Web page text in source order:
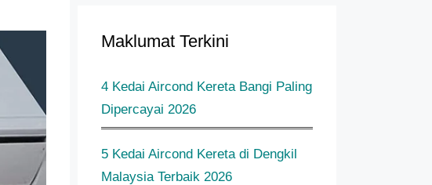
Maklumat Terkini
4 Kedai Aircond Kereta Bangi Paling
Dipercayai 2026
5 Kedai Aircond Kereta di Dengkil
Malaysia Terbaik 2026